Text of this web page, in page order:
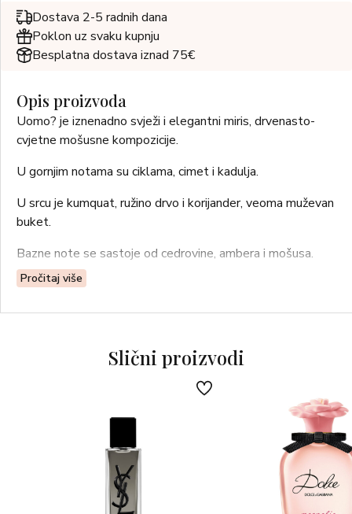
Dostava 2-5 radnih dana
Poklon uz svaku kupnju
Besplatna dostava iznad 75€
Opis proizvoda
Uomo? je iznenadno svježi i elegantni miris, drvenasto-
cvjetne mošusne kompozicije.
U gornjim notama su ciklama, cimet i kadulja.
U srcu je kumquat, ružino drvo i korijander, veoma muževan
buket.
Bazne note se sastoje od cedrovine, ambera i mošusa.
Pročitaj više
Slični proizvodi